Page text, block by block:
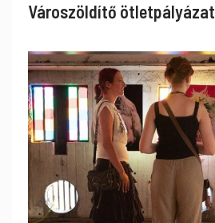
Városzöldítő ötletpályázat